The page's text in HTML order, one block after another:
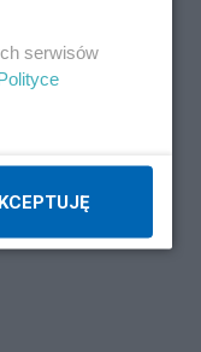
serwisów